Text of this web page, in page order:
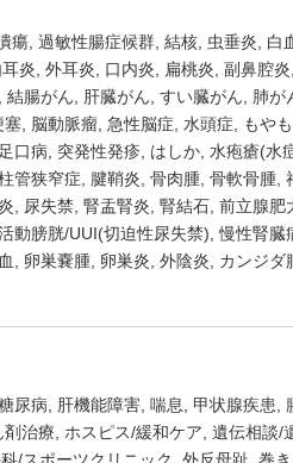
瘍 過敏性腸症候群 結核 虫垂炎 白
炎 外耳炎 口内炎 扁桃炎 副鼻腔炎
結腸がん 肝臓がん すい臓がん 肺が
塞 脳動脈瘤 急性脳症 水頭症 もや
口病 突発性発疹 はしか 水疱瘡(水
管狭窄症 腱鞘炎 骨肉腫 骨軟骨腫
尿失禁 腎盂腎炎 腎結石 前立腺肥
動膀胱/UUI(切迫性尿失禁) 慢性腎臓
卵巣嚢腫 卵巣炎 外陰炎 カンジダ
尿病 肝機能障害 喘息 甲状腺疾患
剤治療 ホスピス/緩和ケア 遺伝相談/